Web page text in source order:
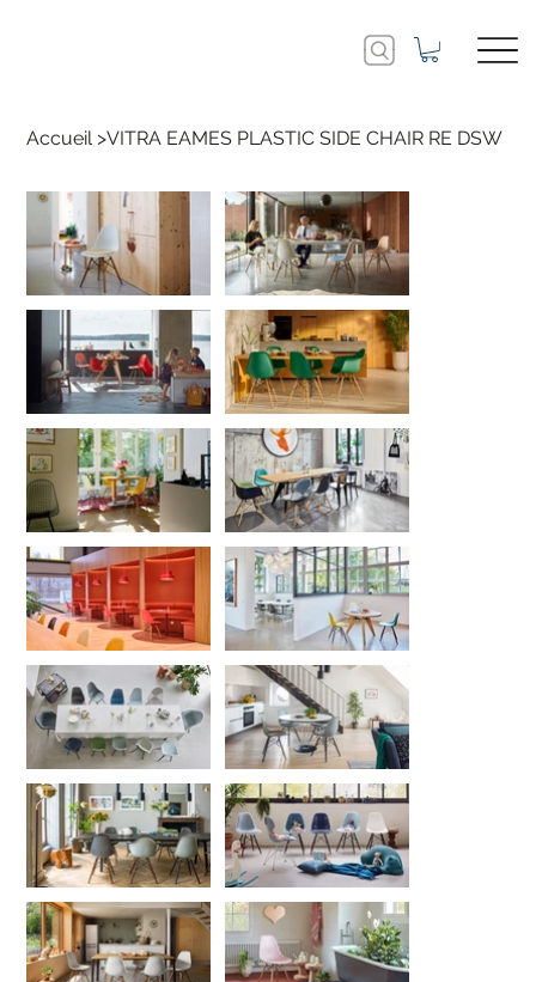
Accueil >VITRA EAMES PLASTIC SIDE CHAIR RE DSW